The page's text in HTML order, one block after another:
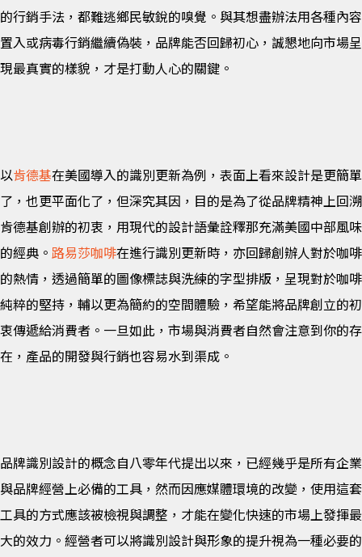
的行銷手法，都難逃鄉民敏銳的嗅覺。與其想盡辦法用各種內容
置入或病毒行銷繼續偽裝，品牌能否回歸初心，誠懇地向市場呈
現最真實的樣貌，才是打動人心的關鍵。
以肯德基在美國導入的識別更新為例，表面上看來設計是更簡單
了，也更平面化了，但深究其因，目的是為了從品牌精神上回溯
肯德基創辦的初衷，用現代的設計語彙詮釋那充滿美國中部風味
的經典。 路易莎咖啡在進行識別更新時，亦回歸創辦人對於咖啡
的熱情，透過簡單的圖像標誌與洗練的字型排版，呈現對於咖啡
純粹的堅持，輔以更為簡約的空間體驗，希望能將品牌創立的初
衷傳遞給消費者。一旦如此，市場與消費者自然會注意到你的存
在，產品的開發與行銷也容易水到渠成。
品牌識別設計的概念自八零年代提出以來，已經幾乎是所有企業
與品牌經營上必備的工具，然而因應媒體環境的改變，使用這套
工具的方式應該被檢視與調整，才能在變化快速的市場上發揮最
大的效力。經營者可以將識別設計與形象的提升視為一種必要的